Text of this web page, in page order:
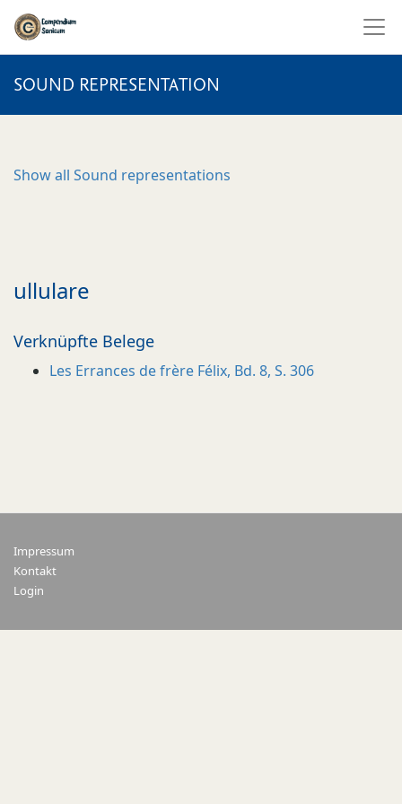
SOUND REPRESENTATION
ullulare
Verknüpfte Belege
Les Errances de frère Félix, Bd. 8, S. 306
Show all Sound representations
Impressum
Kontakt
Login